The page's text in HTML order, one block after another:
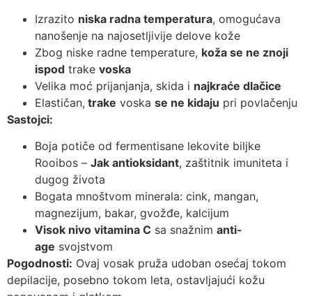
Izrazito niska radna temperatura, omogućava
nanošenje na najosetljivije delove kože
Zbog niske radne temperature, koža se ne znoji
ispod trake voska
Velika moć prijanjanja, skida i najkraće dlačice
Elastičan, trake voska se ne kidaju pri povlačenju
Sastojci:
Boja potiče od fermentisane lekovite biljke
Rooibos – Jak antioksidant, zaštitnik imuniteta i
dugog života
Bogata mnoštvom minerala: cink, mangan,
magnezijum, bakar, gvožđe, kalcijum
Visok nivo vitamina C sa snažnim anti-
age svojstvom
Pogodnosti: Ovaj vosak pruža udoban osećaj tokom
depilacije, posebno tokom leta, ostavljajući kožu